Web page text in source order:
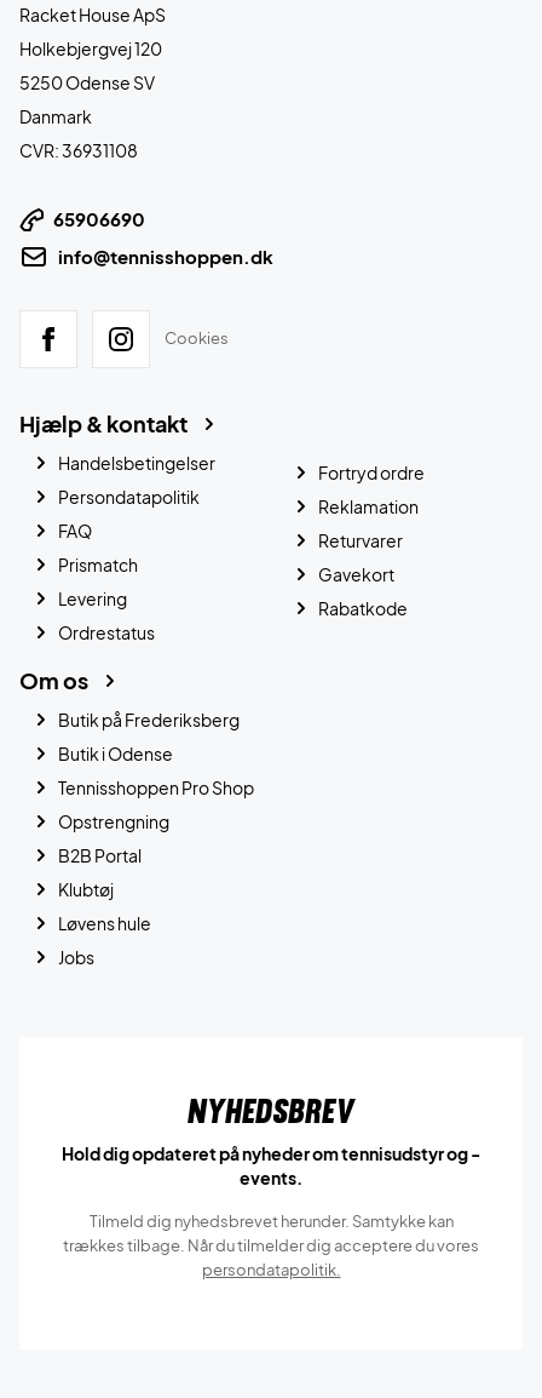
Racket House ApS
Holkebjergvej 120
5250 Odense SV
Danmark
CVR: 36931108
65906690
info@tennisshoppen.dk
Cookies
Hjælp & kontakt
Handelsbetingelser
Persondatapolitik
FAQ
Prismatch
Levering
Ordrestatus
Fortryd ordre
Reklamation
Returvarer
Gavekort
Rabatkode
Om os
Butik på Frederiksberg
Butik i Odense
Tennisshoppen Pro Shop
Opstrengning
B2B Portal
Klubtøj
Løvens hule
Jobs
Nyhedsbrev
Hold dig opdateret på nyheder om tennisudstyr og -
events.
Tilmeld dig nyhedsbrevet herunder. Samtykke kan
trækkes tilbage. Når du tilmelder dig acceptere du vores
persondatapolitik.